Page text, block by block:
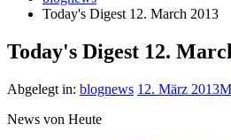
Today's Digest 12. March 2013
Today's Digest 12.
Abgelegt in: blognews 12. März 2013
News von Heute